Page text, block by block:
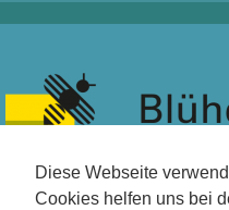
Diese Webseite
Cookies helfen uns bei